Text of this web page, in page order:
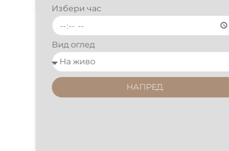
Избери час
Вид оглед
НАПРЕД